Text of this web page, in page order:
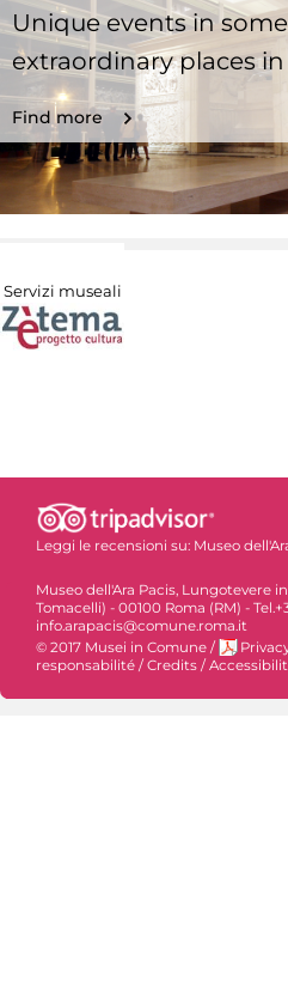
Unique events in
extraordinary places
Find more
Servizi museali
Leggi le recensioni su: Museo
Museo dell'Ara Pacis, Lungotevere
Tomacelli) - 00100 Roma (RM) -
info.arapacis@comune.roma.it
© 2017 Musei in Comune /
responsabilité / Credits /